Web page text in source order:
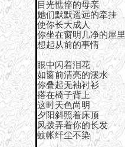
目光憔悴的母亲
她们默默遥远的牵挂
使你长大成人
你坐在窗明几净的屋里
想起从前的事情
眼中闪着泪花
如窗前清亮的溪水
你叠起无袖衬衫
搭在椅子背上
这时天色尚明
夕阳斜照着床顶
风拨弄着你的长发
蚊帐纤尘不染